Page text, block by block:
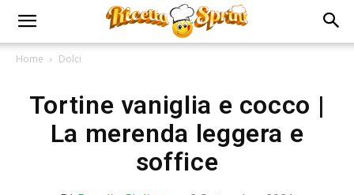
Home Dolci
Tortine vaniglia e cocco |
La merenda leggera e
soffice